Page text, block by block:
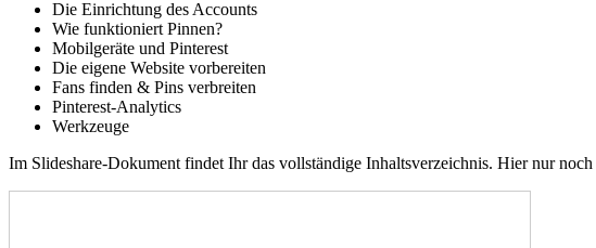
Die Einrichtung des Accounts
Wie funktioniert Pinnen?
Mobilgeräte und Pinterest
Die eigene Website vorbereiten
Fans finden & Pins verbreiten
Pinterest-Analytics
Werkzeuge
Im Slideshare-Dokument findet Ihr das vollständige Inhaltsverzeichnis. Hier nur